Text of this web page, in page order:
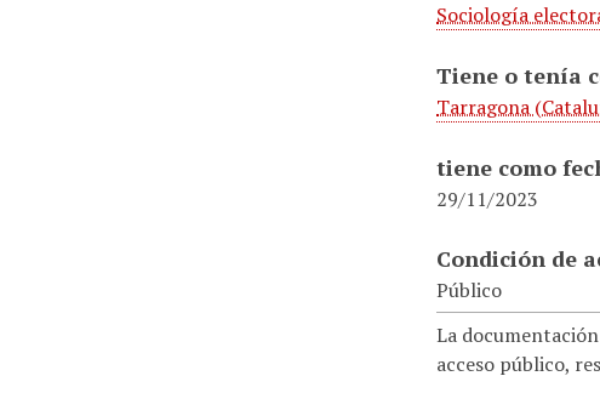
Sociología
Tiene o tenía
Tarragona
tiene como
29/11/2023
Condición de
Público
La
acceso público,